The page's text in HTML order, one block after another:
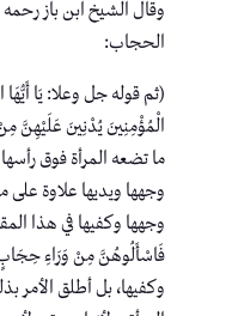
وقال الشيخ ابن باز
الحجاب:
(ثم قوله جل وعلا: يَا
ما تضعه المرأة فوق رأسها
وجهها ويديها علاوة على
وجهها وكفيها في هذا
وكفيها، بل أطلق الأمر